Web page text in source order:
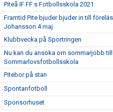
Piteå IF FF:s Fotbollsskola 2021
Framtid Pite bjuder bjuder in till
Johansson 4 maj
Klubbvecka på Sportringen
Nu kan du ansöka om sommarjobb till
Sommarlovsfotbollsskola
Pitebor på stan
Spontanfotboll
Sponsorhuset